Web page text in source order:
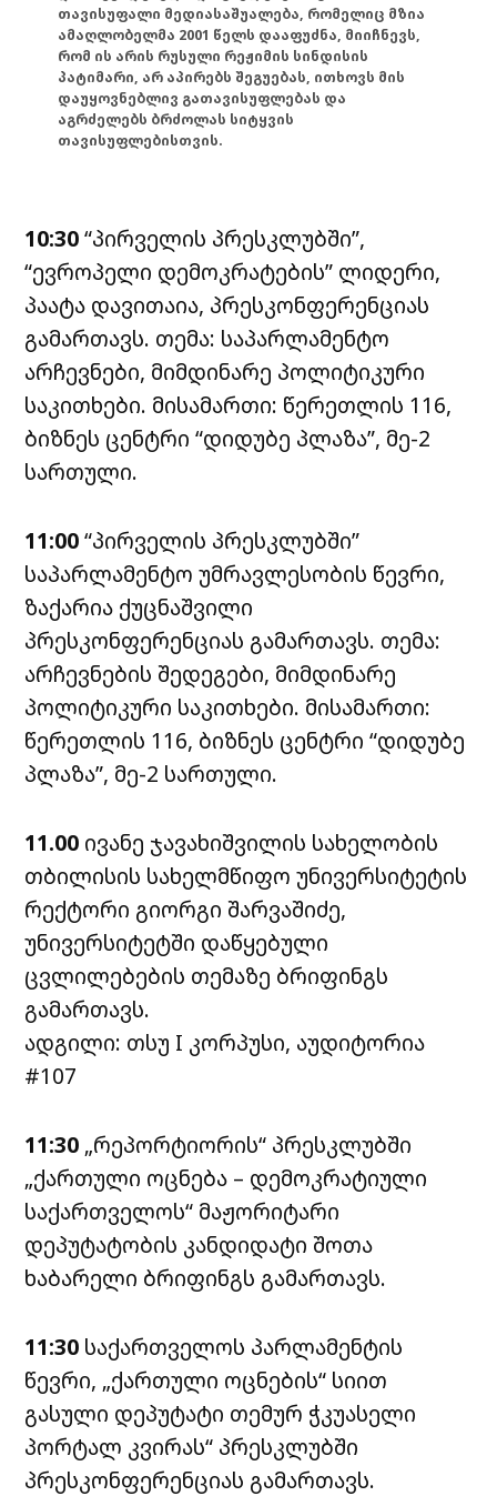
თავისუფალი მედიასაშუალება, რომელიც მზია
ამაღლობელმა 2001 წელს დააფუძნა, მიიჩნევს,
რომ ის არის რუსული რეჟიმის სინდისის
პატიმარი, არ აპირებს შეგუებას, ითხოვს მის
დაუყოვნებლივ გათავისუფლებას და
აგრძელებს ბრძოლას სიტყვის
თავისუფლებისთვის.
10:30“პირველის პრესკლუბში”,
“ევროპელი დემოკრატების” ლიდერი,
პაატა დავითაია, პრესკონფერენციას
გამართავს. თემა: საპარლამენტო
არჩევნები, მიმდინარე პოლიტიკური
საკითხები. მისამართი: წერეთლის 116,
ბიზნეს ცენტრი “დიდუბე პლაზა”, მე-2
სართული.
11:00“პირველის პრესკლუბში”
საპარლამენტო უმრავლესობის წევრი,
ზაქარია ქუცნაშვილი
პრესკონფერენციას გამართავს. თემა:
არჩევნების შედეგები, მიმდინარე
პოლიტიკური საკითხები. მისამართი:
წერეთლის 116, ბიზნეს ცენტრი “დიდუბე
პლაზა”, მე-2 სართული.
11.00 ივანე ჯავახიშვილის სახელობის
თბილისის სახელმწიფო უნივერსიტეტის
რექტორი გიორგი შარვაშიძე,
უნივერსიტეტში დაწყებული
ცვლილებების თემაზე ბრიფინგს
გამართავს.
ადგილი: თსუ I კორპუსი, აუდიტორია
#107
11:30 „რეპორტიორის“ პრესკლუბში
„ქართული ოცნება – დემოკრატიული
საქართველოს“ მაჟორიტარი
დეპუტატობის კანდიდატი შოთა
ხაბარელი ბრიფინგს გამართავს.
11:30 საქართველოს პარლამენტის
წევრი, „ქართული ოცნების“ სიით
გასული დეპუტატი თემურ ჭკუასელი
პორტალ კვირას“ პრესკლუბში
პრესკონფერენციას გამართავს.